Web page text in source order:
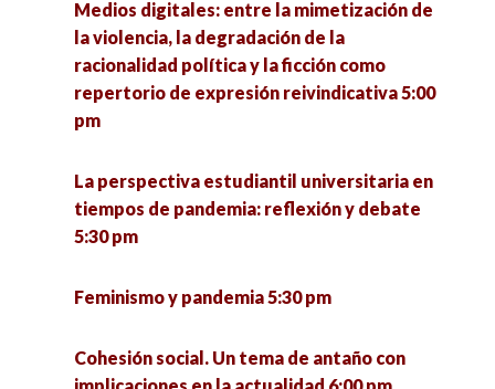
Medios digitales: entre la mimetización de
la violencia, la degradación de la
racionalidad política y la ficción como
repertorio de expresión reivindicativa 5:00
pm
La perspectiva estudiantil universitaria en
tiempos de pandemia: reflexión y debate
5:30 pm
Feminismo y pandemia 5:30 pm
Cohesión social. Un tema de antaño con